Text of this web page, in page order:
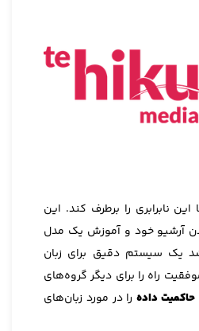
نابرابری را برطرف کند. این
آرشیو خود و آموزش یک مدل
یک سیستم دقیق برای زبان
راه را برای دیگر گروه‌های
حاکمیت دادهرا در مورد زبان‌های